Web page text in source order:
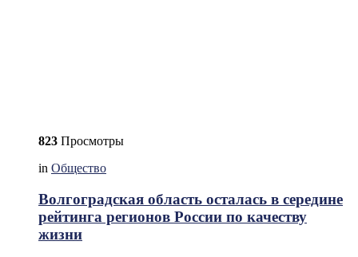
823 Просмотры
in Общество
Волгоградская область осталась в середине
рейтинга регионов России по качеству
жизни